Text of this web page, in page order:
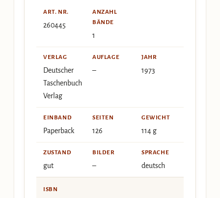
ART. NR.
260445
ANZAHL
BÄNDE
1
VERLAG
Deutscher
Taschenbuch
Verlag
AUFLAGE
–
JAHR
1973
EINBAND
Paperback
SEITEN
126
GEWICHT
114 g
ZUSTAND
gut
BILDER
–
SPRACHE
deutsch
ISBN